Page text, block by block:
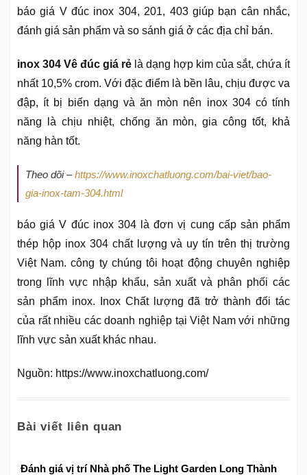
báo giá V đúc inox 304, 201, 403 giúp bạn cân nhắc,
đánh giá sản phẩm và so sánh giá ở các địa chỉ bán.
inox 304 Vê đúc giá rẻ là dạng hợp kim của sắt, chứa ít
nhất 10,5% crom. Với đặc điểm là bền lâu, chịu được va
đập, ít bị biến dạng và ăn mòn nên inox 304 có tính
năng là chịu nhiệt, chống ăn mòn, gia công tốt, khả
năng hàn tốt.
Theo dõi –https://www.inoxchatluong.com/bai-viet/bao-
gia-inox-tam-304.html
báo giá V đúc inox 304 là đơn vị cung cấp sản phẩm
thép hộp inox 304 chất lượng và uy tín trên thị trường
Việt Nam. công ty chúng tôi hoạt động chuyên nghiệp
trong lĩnh vực nhập khẩu, sản xuất và phân phối các
sản phẩm inox. Inox Chất lượng đã trở thành đối tác
của rất nhiều các doanh nghiệp tại Việt Nam với những
lĩnh vực sản xuất khác nhau.
Nguồn: https://www.inoxchatluong.com/
Bài viết liên quan
Đánh giá vị trí Nhà phố The Light Garden Long Thành